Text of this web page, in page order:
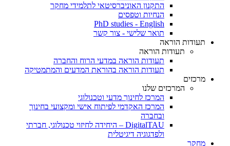
התקנון האוניברסיטאי לתלמידי מחקר
הנחיות וטפסים
PhD studies - English
תואר שלישי - צור קשר
תעודות הוראה
תעודות הוראה
תעודות הוראה במדעי הרוח והחברה
תעודות הוראה בהוראת המדעים והמתמטיקה
מרכזים
המרכזים שלנו
המרכז לחינוך מדעי וטכנולוגי
המרכז האקדמי לפיתוח אישי ומקצועי בחינוך
ובחברה
DigitalTAU – היחידה לחיזוי טכנולוגי, חברתי
ולפדגוגיה דיגיטלית
מחקר